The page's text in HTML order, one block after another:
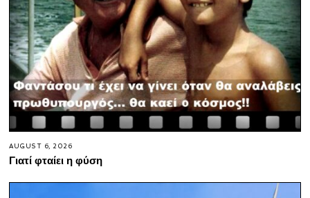
AUGUST 6, 2026
Γιατί φταίει η φύση